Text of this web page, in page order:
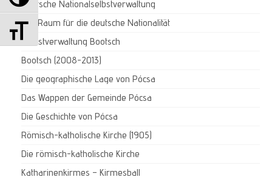
Schrift vergrößern
Deutsche Nationalselbstverwaltung
Der Raum für die deutsche Nationalität
Selbstverwaltung Bootsch
Bootsch (2008-2013)
Die geographische Lage von Pócsa
Das Wappen der Gemeinde Pócsa
Die Geschichte von Pócsa
Römisch-katholische Kirche (1905)
Die römisch-katholische Kirche
Katharinenkirmes – Kirmesball